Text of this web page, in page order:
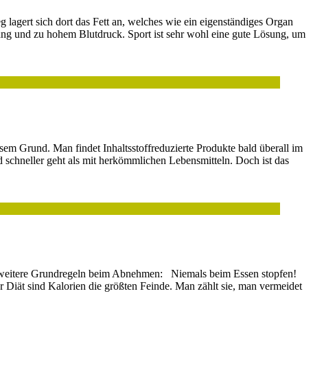
sich dort das Fett an, welches wie ein eigenständiges Organ
und zu hohem Blutdruck. Sport ist sehr wohl eine gute Lösung, um
Grund. Man findet Inhaltsstoffreduzierte Produkte bald überall im
geht als mit herkömmlichen Lebensmitteln. Doch ist das
Grundregeln beim Abnehmen: Niemals beim Essen stopfen!
Diät sind Kalorien die größten Feinde. Man zählt sie, man vermeidet